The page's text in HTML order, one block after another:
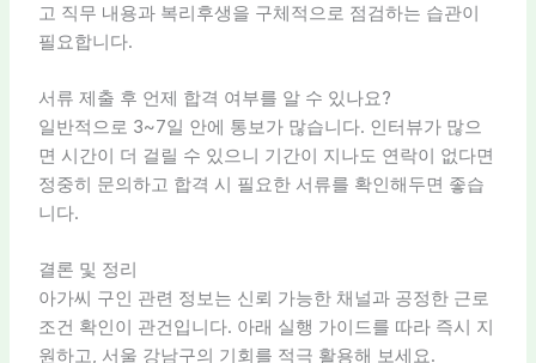
고 직무 내용과 복리후생을 구체적으로 점검하는 습관이
필요합니다.
서류 제출 후 언제 합격 여부를 알 수 있나요?
일반적으로 3~7일 안에 통보가 많습니다. 인터뷰가 많으
면 시간이 더 걸릴 수 있으니 기간이 지나도 연락이 없다면
정중히 문의하고 합격 시 필요한 서류를 확인해두면 좋습
니다.
결론 및 정리
아가씨 구인 관련 정보는 신뢰 가능한 채널과 공정한 근로
조건 확인이 관건입니다. 아래 실행 가이드를 따라 즉시 지
원하고, 서울 강남구의 기회를 적극 활용해 보세요.